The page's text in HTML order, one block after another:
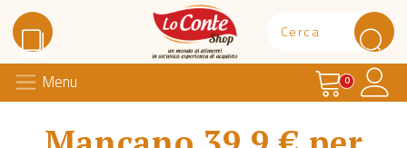
Lo Conte Shop
Menu Carrello
0